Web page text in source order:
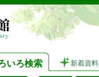
いろ検索 新着資料